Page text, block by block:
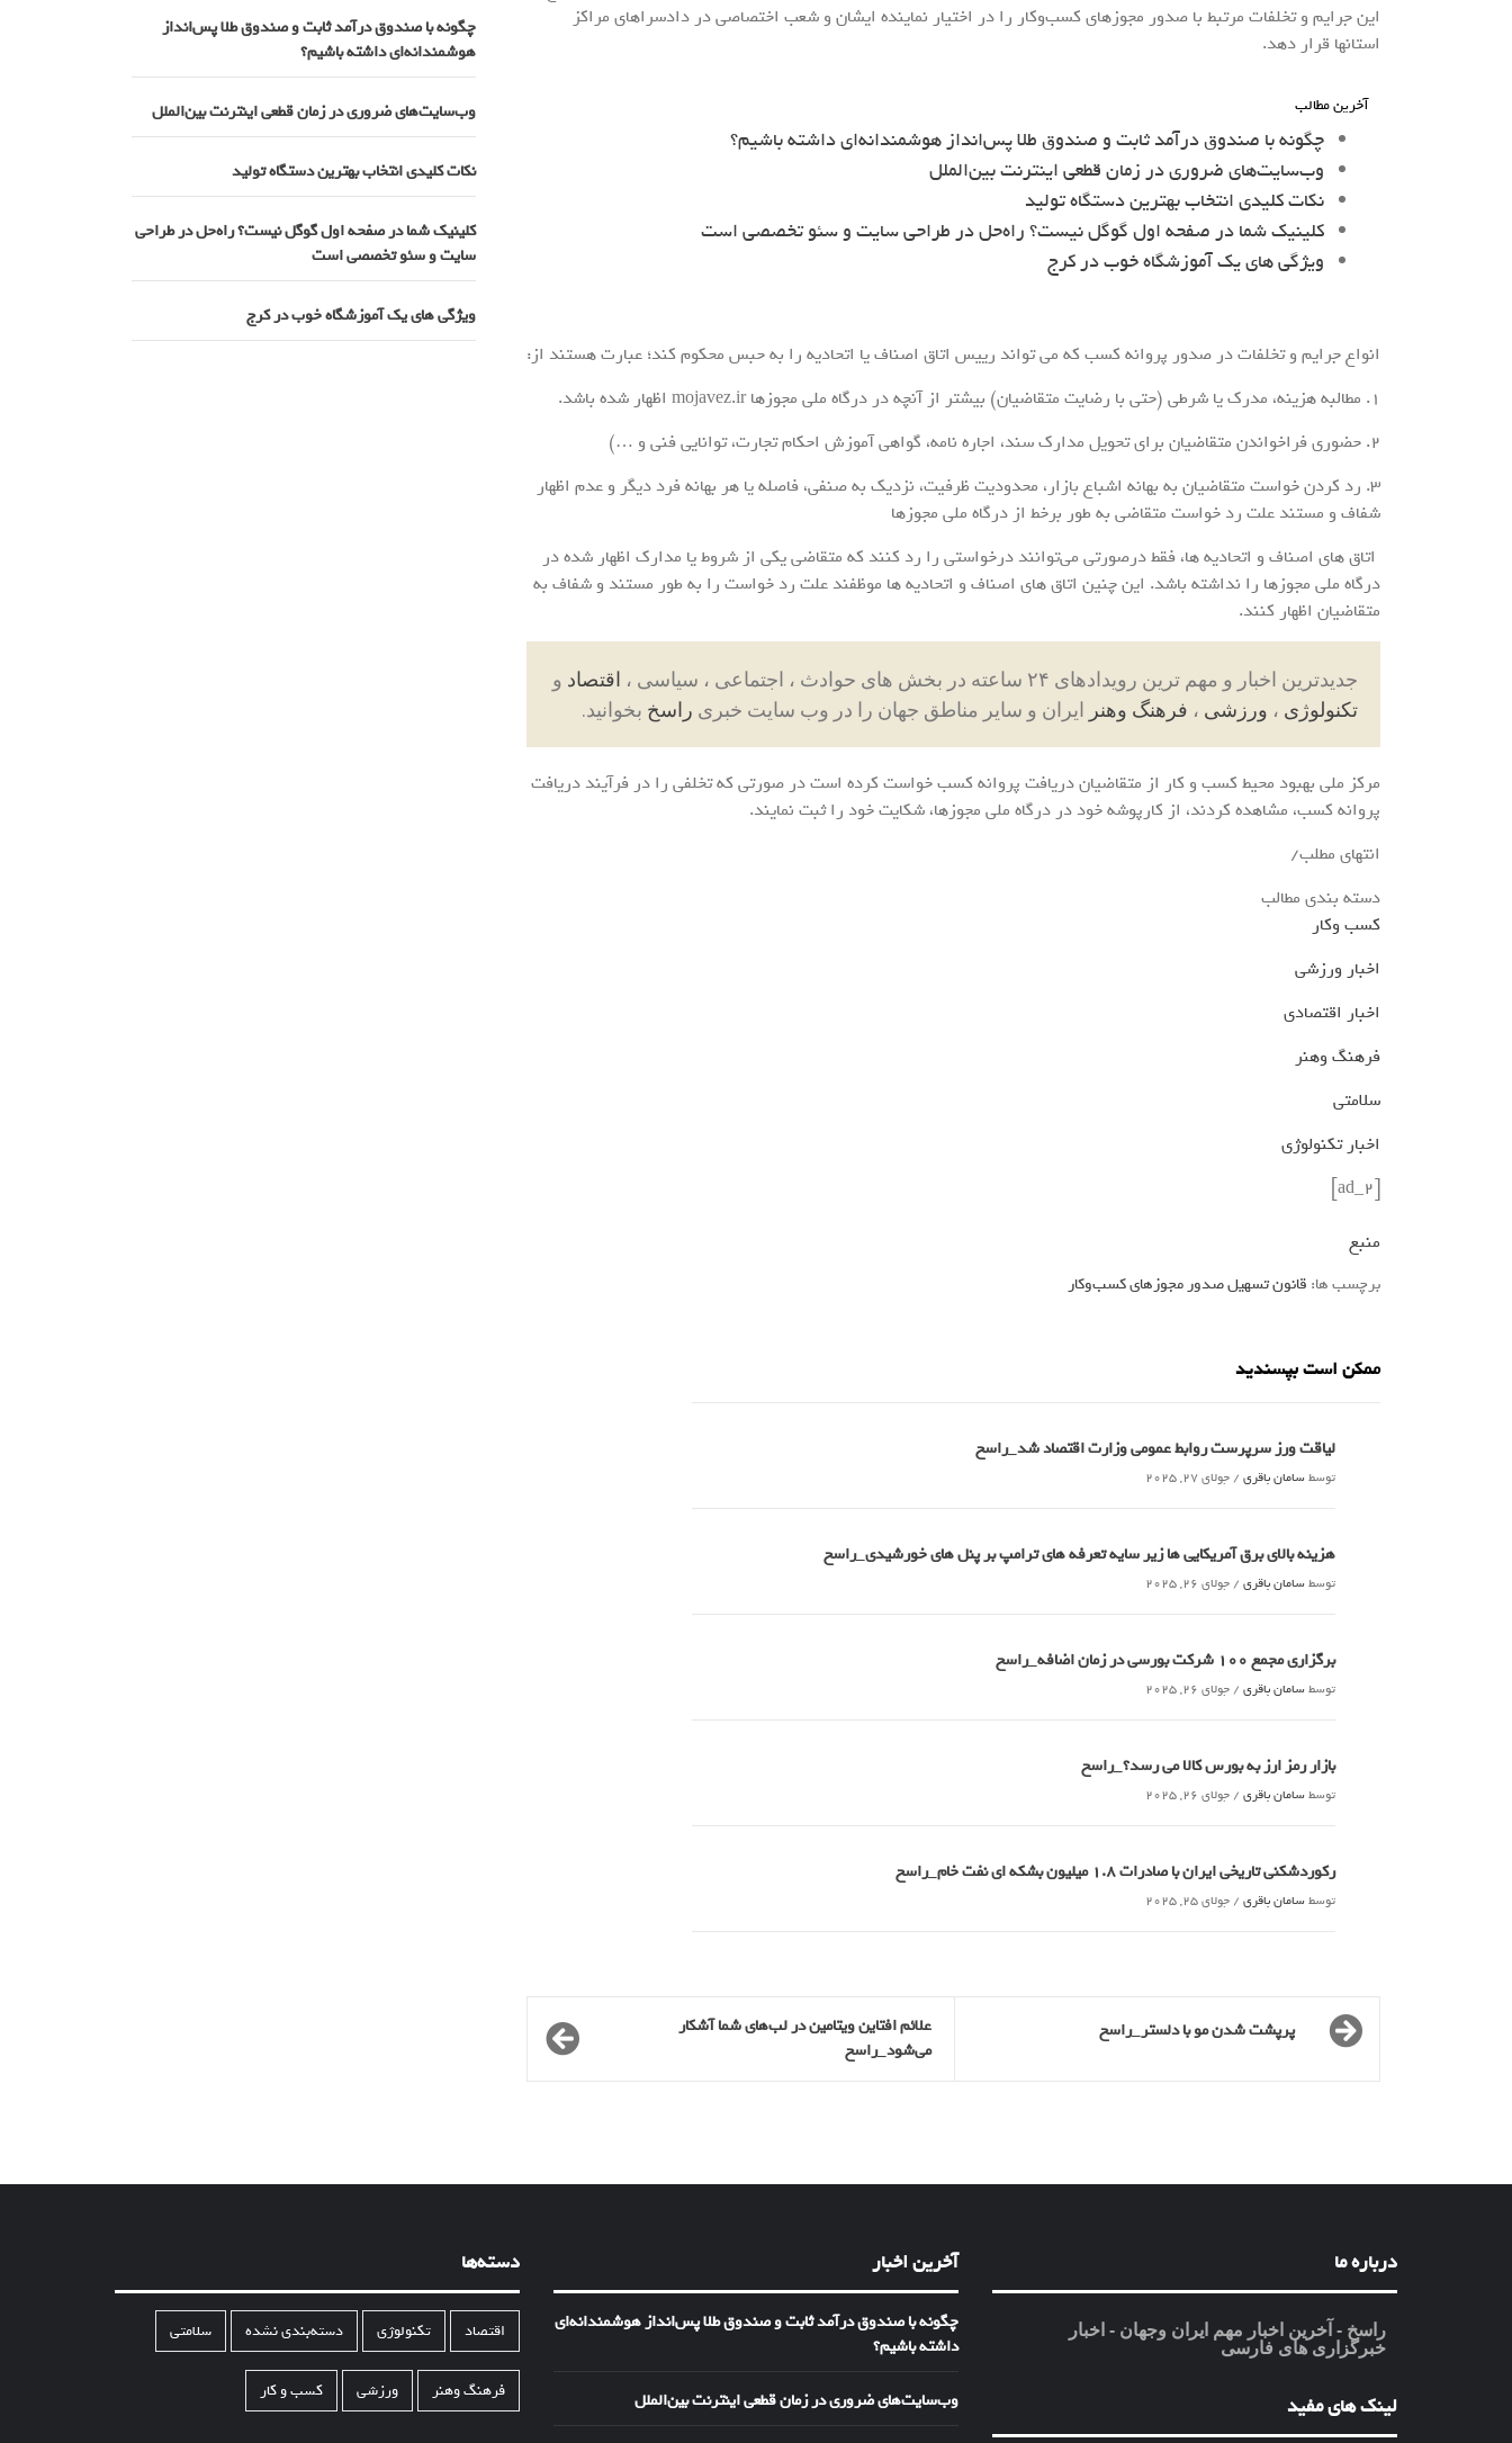
این جرایم و تخلفات مرتبط با صدور مجوزهای کسب‌وکار را در اختیار نماینده ایشان و شعب اختصاصی در دادسراهای مراکز
استانها قرار دهد.
آخرین مطالب
چگونه با صندوق درآمد ثابت و صندوق طلا پس‌انداز هوشمندانه‌ای داشته باشیم؟
وب‌سایت‌های ضروری در زمان قطعی اینترنت بین‌الملل
نکات کلیدی انتخاب بهترین دستگاه تولید
کلینیک شما در صفحه اول گوگل نیست؟ راه‌حل در طراحی سایت و سئو تخصصی است
ویژگی های یک آموزشگاه خوب در کرج
انواع جرایم و تخلفات در صدور پروانه کسب که می تواند رییس اتاق اصناف یا اتحادیه را به حبس محکوم کند؛ عبارت هستند از:
1. مطالبه هزینه، مدرک یا شرطی (حتی با رضایت متقاضیان) بیشتر از آنچه در درگاه ملی مجوزها mojavez.ir اظهار شده باشد.
2. حضوری فراخواندن متقاضیان برای تحویل مدارک سند، اجاره نامه، گواهی آموزش احکام تجارت، توانایی فنی و …)
3. رد کردن خواست متقاضیان به بهانه اشباع بازار، محدودیت ظرفیت، نزدیک به صنفی، فاصله یا هر بهانه فرد دیگر و عدم اظهار
شفاف و مستند علت رد خواست متقاضی به طور برخط از درگاه ملی مجوزها
اتاق های اصناف و اتحادیه ها، فقط درصورتی می‌توانند درخواستی را رد کنند که متقاضی یکی از شروط یا مدارک اظهار شده در
درگاه ملی مجوزها را نداشته باشد. این چنین اتاق های اصناف و اتحادیه ها موظفند علت رد خواست را به طور مستند و شفاف به
متقاضیان اظهار کنند.
جدیدترین اخبار و مهم ترین رویدادهای ۲۴ ساعته در بخش های حوادث ، اجتماعی ، سیاسی ، اقتصاد و
تکنولوژی ، ورزشی ، فرهنگ وهنر ایران و سایر مناطق جهان را در وب سایت خبری راسخ بخوانید.
مرکز ملی بهبود محیط کسب و کار از متقاضیان دریافت پروانه کسب خواست کرده است در صورتی که تخلفی را در فرآیند دریافت
پروانه کسب، مشاهده کردند، از کارپوشه خود در درگاه ملی مجوزها، شکایت خود را ثبت نمایند.
انتهای مطلب/
دسته بندی مطالب
کسب وکار
اخبار ورزشی
اخبار اقتصادی
فرهنگ وهنر
سلامتی
اخبار تکنولوژی
منبع
برچسب ها: قانون تسهیل صدور مجوزهای کسب‌و‌کار
ممکن است بپسندید
لیاقت ورز سرپرست روابط عمومی وزارت اقتصاد شد_راسخ
توسطسامان باقری / جولای 27, 2025
هزینه بالای برق آمریکایی ها زیر سایه تعرفه های ترامپ بر پنل های خورشیدی_راسخ
توسطسامان باقری / جولای 26, 2025
برگزاری مجمع 100 شرکت بورسی در زمان اضافه_راسخ
توسطسامان باقری / جولای 26, 2025
بازار رمز ارز به بورس کالا می رسد؟_راسخ
توسطسامان باقری / جولای 26, 2025
رکوردشکنی تاریخی ایران با صادرات 1.8 میلیون بشکه ای نفت خام_راسخ
توسطسامان باقری / جولای 25, 2025
پرپشت شدن مو با دلستر_راسخ
علائم افتاین ویتامین در لب‌های شما آشکار
می‌شود_راسخ
چگونه با صندوق درآمد ثابت و صندوق طلا پس‌انداز
هوشمندانه‌ای داشته باشیم؟
وب‌سایت‌های ضروری در زمان قطعی اینترنت بین‌الملل
نکات کلیدی انتخاب بهترین دستگاه تولید
کلینیک شما در صفحه اول گوگل نیست؟ راه‌حل در طراحی
سایت و سئو تخصصی است
ویژگی های یک آموزشگاه خوب در کرج
درباره ما
راسخ - آخرین اخبار مهم ایران وجهان - اخبار
خبرگزاری های فارسی
لینک های مفید
آخرین اخبار
چگونه با صندوق درآمد ثابت و صندوق طلا پس‌انداز هوشمندانه‌ای
داشته باشیم؟
وب‌سایت‌های ضروری در زمان قطعی اینترنت بین‌الملل
دسته‌ها
اقتصاد تکنولوژی دسته‌بندی نشده سلامتی
فرهنگ وهنر ورزشی کسب و کار